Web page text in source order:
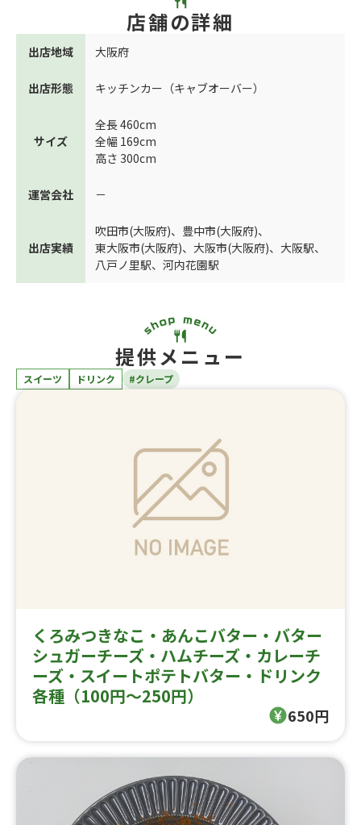
店舗の詳細
出店地域 大阪府
出店形態 キッチンカー（キャブオーバー）
サイズ
全長 460cm
全幅 169cm
高さ 300cm
運営会社 －
出店実績
吹田市(大阪府)、 豊中市(大阪府)、
東大阪市(大阪府)、 大阪市(大阪府)、 大阪駅、
八戸ノ里駅、 河内花園駅
提供メニュー
スイーツ ドリンク #クレープ
くろみつきなこ・あんこバター・バター
シュガーチーズ・ハムチーズ・カレーチ
ーズ・スイートポテトバター・ドリンク
各種（100円～250円）
650円